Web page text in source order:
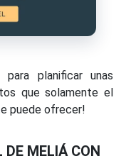
para planificar unas
que solamente el
puede ofrecer!
MELIÁ CON